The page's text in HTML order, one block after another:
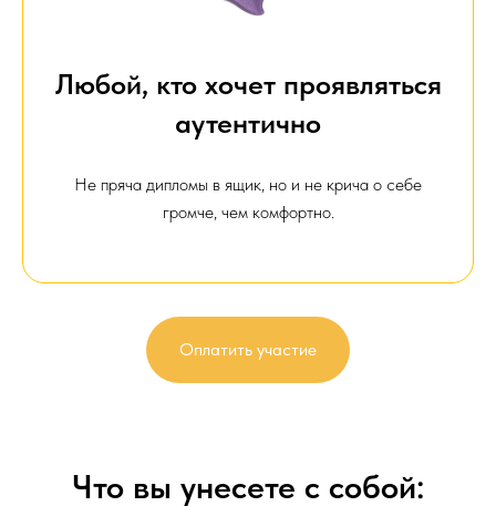
Любой, кто хочет проявляться
аутентично
Не пряча дипломы в ящик, но и не крича о себе
громче, чем комфортно.
Оплатить участие
Что вы унесете с собой: